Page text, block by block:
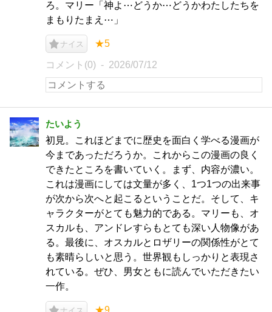
ろ。マリー「神よ⋯どうか⋯どうかわたしたちを
まもりたまえ⋯」
ナイス ★5
コメント(0) 2026/07/12
たいよう
初見。これほどまでに歴史を面白く学べる漫画が
今まであっただろうか。これからこの漫画の良く
できたところを書いていく。まず、内容が濃い。
これは漫画にしては文量が多く、1つ1つの出来事
が次から次へと起こるということだ。そして、キ
ャラクターがとても魅力的である。マリーも、オ
スカルも、アンドレすらもとても深い人物像があ
る。最後に、オスカルとロザリーの関係性がとて
も素晴らしいと思う。世界観もしっかりと表現さ
れている。ぜひ、男女ともに読んでいただきたい
一作。
★9